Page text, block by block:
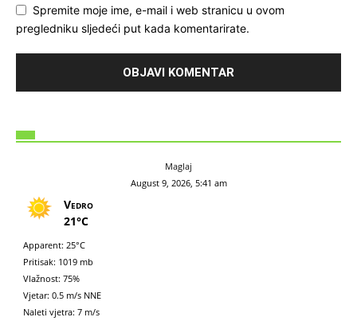
Spremite moje ime, e-mail i web stranicu u ovom
pregledniku sljedeći put kada komentarirate.
Maglaj
August 9, 2026, 5:41 am
Vedro
21°C
Apparent: 25°C
Pritisak: 1019 mb
Vlažnost: 75%
Vjetar: 0.5 m/s NNE
Naleti vjetra: 7 m/s